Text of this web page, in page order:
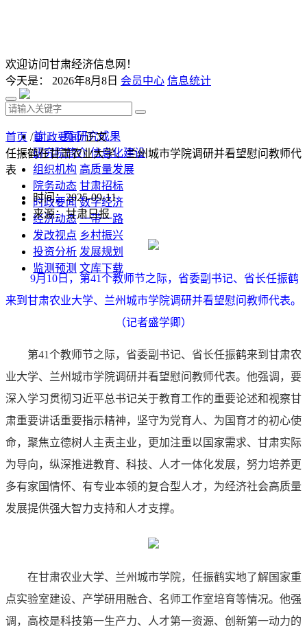
欢迎访问甘肃经济信息网！
今天是： 2026年8月8日 会员中心 信息统计
首 页 研究成果
研究院简介 信息化建设
组织机构 高质量发展
院务动态 甘肃招标
时政要闻 数字经济
经济动态 一带一路
发改视点 乡村振兴
投资分析 发展规划
监测预测 文库下载
首页 /时政要闻/ 正文
任振鹤在甘肃农业大学、兰州城市学院调研并看望慰问教师代
表
时间：2025-09-11
来源：甘肃日报
9月10日，第41个教师节之际，省委副书记、省长任振鹤
来到甘肃农业大学、兰州城市学院调研并看望慰问教师代表。
（记者盛学卿）
第41个教师节之际，省委副书记、省长任振鹤来到甘肃农
业大学、兰州城市学院调研并看望慰问教师代表。他强调，要
深入学习贯彻习近平总书记关于教育工作的重要论述和视察甘
肃重要讲话重要指示精神，坚守为党育人、为国育才的初心使
命，聚焦立德树人主责主业，更加注重以国家需求、甘肃实际
为导向，纵深推进教育、科技、人才一体化发展，努力培养更
多有家国情怀、有专业本领的复合型人才，为经济社会高质量
发展提供强大智力支持和人才支撑。
在甘肃农业大学、兰州城市学院，任振鹤实地了解国家重
点实验室建设、产学研用融合、名师工作室培育等情况。他强
调，高校是科技第一生产力、人才第一资源、创新第一动力的